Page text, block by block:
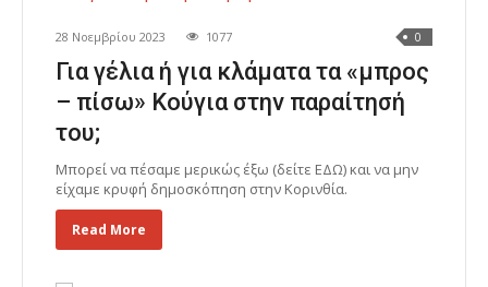
28 Νοεμβρίου 2023 1077 0
Για γέλια ή για κλάματα τα «μπρος
– πίσω» Κούγια στην παραίτησή
του;
Μπορεί να πέσαμε μερικώς έξω (δείτε ΕΔΩ) και να μην
είχαμε κρυφή δημοσκόπηση στην Κορινθία.
Read More